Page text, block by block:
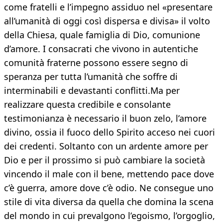
come fratelli e l’impegno assiduo nel «presentare
all’umanità di oggi così dispersa e divisa» il volto
della Chiesa, quale famiglia di Dio, comunione
d’amore. I consacrati che vivono in autentiche
comunità fraterne possono essere segno di
speranza per tutta l’umanità che soffre di
interminabili e devastanti conflitti.Ma per
realizzare questa credibile e consolante
testimonianza è necessario il buon zelo, l’amore
divino, ossia il fuoco dello Spirito acceso nei cuori
dei credenti. Soltanto con un ardente amore per
Dio e per il prossimo si può cambiare la società
vincendo il male con il bene, mettendo pace dove
c’è guerra, amore dove c’è odio. Ne consegue uno
stile di vita diversa da quella che domina la scena
del mondo in cui prevalgono l’egoismo, l’orgoglio,